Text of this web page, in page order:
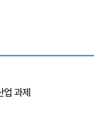
를 위해 외국 재보험사의 설명
율에 대한 연착륙 방안 제시와
업 과제